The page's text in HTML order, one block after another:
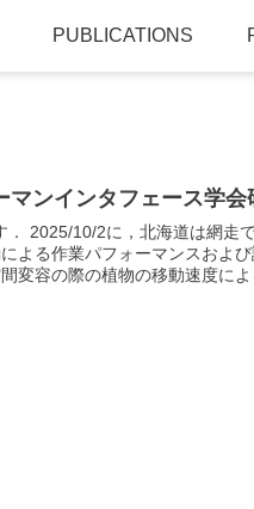
PUBLICATIONS
マンインタフェース学
． 2025/10/2に，北海道は網走
よる作業パフォーマンスおよ
変容の際の植物の移動速度によ